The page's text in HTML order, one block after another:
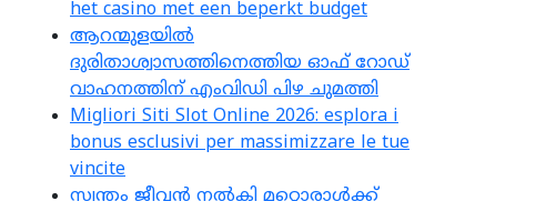
het casino met een beperkt budget
ആറന്മുളയിൽ
ദുരിതാശ്വാസത്തിനെത്തിയ ഓഫ് റോഡ്
വാഹനത്തിന് എംവിഡി പിഴ ചുമത്തി
Migliori Siti Slot Online 2026: esplora i
bonus esclusivi per massimizzare le tue
vincite
സ്വന്തം ജീവൻ നൽകി മറ്റൊരാൾക്ക്